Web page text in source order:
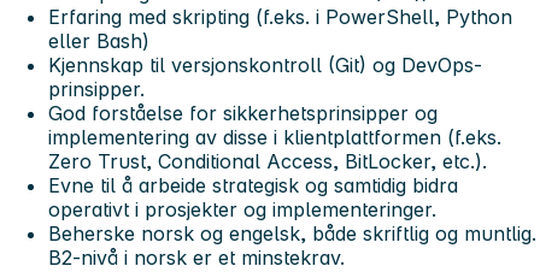
Erfaring med skripting (f.eks. i PowerShell, Python
eller Bash)
Kjennskap til versjonskontroll (Git) og DevOps-
prinsipper.
God forståelse for sikkerhetsprinsipper og
implementering av disse i klientplattformen (f.eks.
Zero Trust, Conditional Access, BitLocker, etc.).
Evne til å arbeide strategisk og samtidig bidra
operativt i prosjekter og implementeringer.
Beherske norsk og engelsk, både skriftlig og muntlig.
B2-nivå i norsk er et minstekrav.